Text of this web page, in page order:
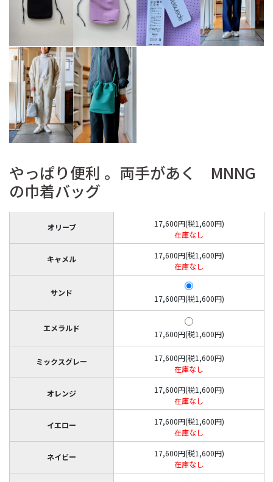
やっぱり便利 。両手があく MNNG
の巾着バッグ
オリーブ
17,600円(税1,600円)
在庫なし
キャメル
17,600円(税1,600円)
在庫なし
サンド
17,600円(税1,600円)
エメラルド
17,600円(税1,600円)
ミックスグレー
17,600円(税1,600円)
在庫なし
オレンジ
17,600円(税1,600円)
在庫なし
イエロー
17,600円(税1,600円)
在庫なし
ネイビー
17,600円(税1,600円)
在庫なし